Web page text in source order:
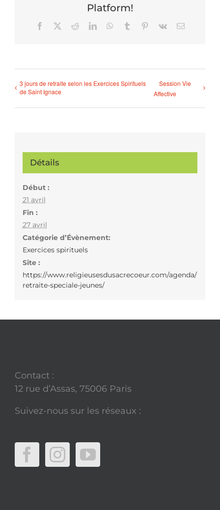
Platform!
Facebook RedditLinkedInWhatsApp
Tumblr Pinterest
Vk Email
3 jours de retraite selon les Exercices Spirituels
de Saint Ignace
Session Vie
Affective
Détails
Début :
21 avril
Fin :
27 avril
Catégorie d’Évènement:
Exercices spirituels
Site :
https://www.religieusesdusacrecoeur.com/agenda/
retraite-speciale-jeunes/
Contact :
12 rue d’Assas, 75006 Paris
Suivez-nous sur les réseaux :